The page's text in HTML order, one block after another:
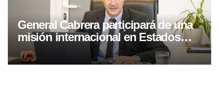
General Cabrera participará de una
misión internacional en Estados
Unidos